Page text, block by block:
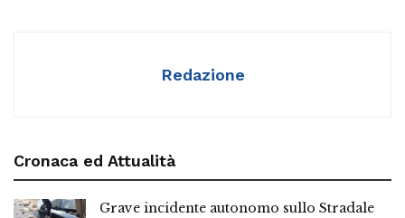
Redazione
Cronaca ed Attualità
Grave incidente autonomo sullo Stradale